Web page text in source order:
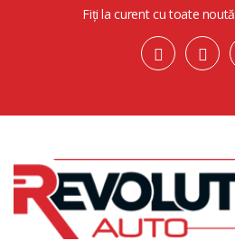
Fiți la curent cu toate